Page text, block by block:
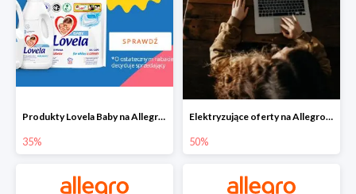
Produkty Lovela Baby na Allegro do -35%
35%
Elektryzujące oferty na Allegro do -50%
50%